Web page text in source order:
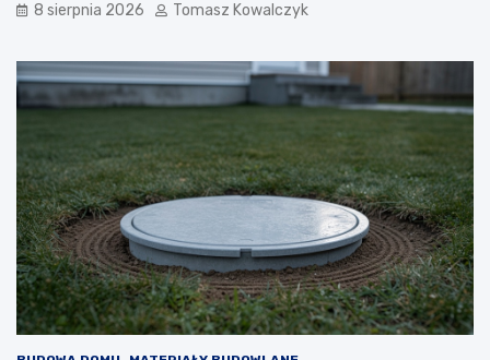
8 sierpnia 2026 Tomasz Kowalczyk